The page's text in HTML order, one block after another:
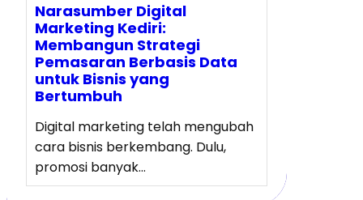
Narasumber Digital
Marketing Kediri:
Membangun Strategi
Pemasaran Berbasis Data
untuk Bisnis yang
Bertumbuh
Digital marketing telah mengubah
cara bisnis berkembang. Dulu,
promosi banyak…